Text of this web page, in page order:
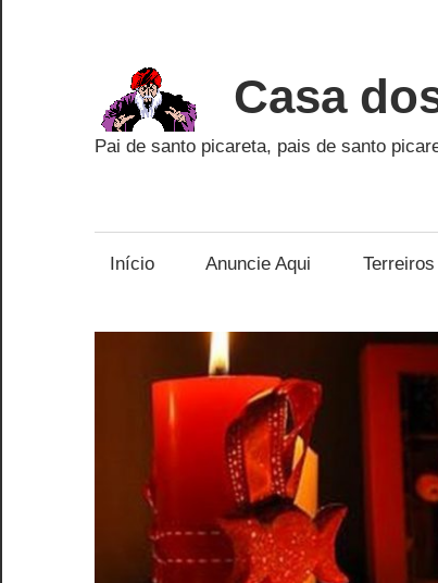
content
Casa
Pai de santo picareta, pais de santo
Início Anuncie Aqui